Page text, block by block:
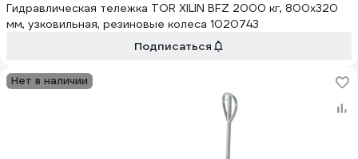
Гидравлическая тележка TOR XILIN BFZ 2000 кг, 800x320
мм, узковильная, резиновые колеса 1020743
Подписаться
Нет в наличии